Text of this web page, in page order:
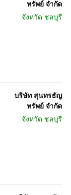
ทรัพย์ จำกัด
จังหวัด ชลบุรี
บริษัท สุนทรธัญ
ทรัพย์ จำกัด
จังหวัด ชลบุรี